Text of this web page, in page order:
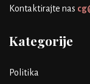
Kontaktirajte nas
Kategorije
Politika